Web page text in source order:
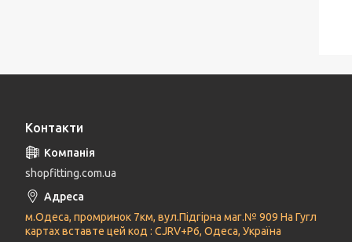
Контакти
shopfitting.com.ua
м.Одеса, промринок 7км, вул.Підгірна маг.№ 909 На Гугл
картах вставте цей код : CJRV+P6, Одеса, Україна